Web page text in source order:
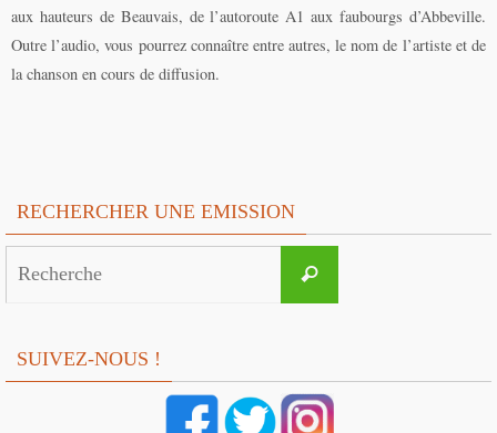
aux hauteurs de Beauvais, de l’autoroute A1 aux faubourgs d’Abbeville.
Outre l’audio, vous pourrez connaître entre autres, le nom de l’artiste et de
la chanson en cours de diffusion.
RECHERCHER UNE EMISSION
Recherche
SUIVEZ-NOUS !